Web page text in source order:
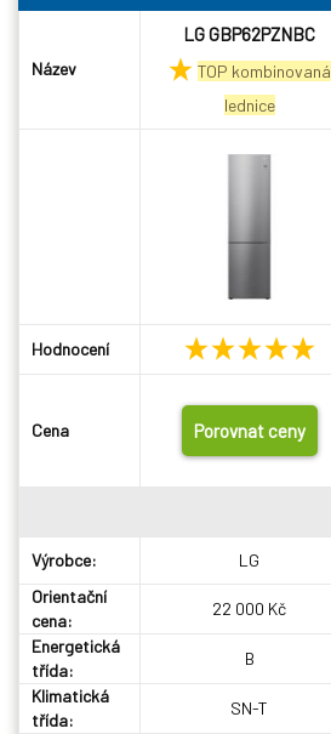
Název
LG GBP62PZNBC
TOP kombinovaná
lednice
Hodnocení
Cena Porovnat ceny
Výrobce: LG
Orientační
cena:
22 000 Kč
Energetická
třída:
B
Klimatická
třída:
SN-T